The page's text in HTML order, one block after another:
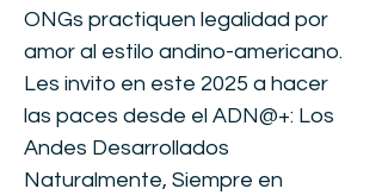
ONGs practiquen legalidad por
amor al estilo andino-americano.
Les invito en este 2025 a hacer
las paces desde el ADN@+: Los
Andes Desarrollados
Naturalmente, Siempre en